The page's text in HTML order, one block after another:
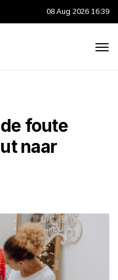
08 Aug 2026 16:39
foute
naar